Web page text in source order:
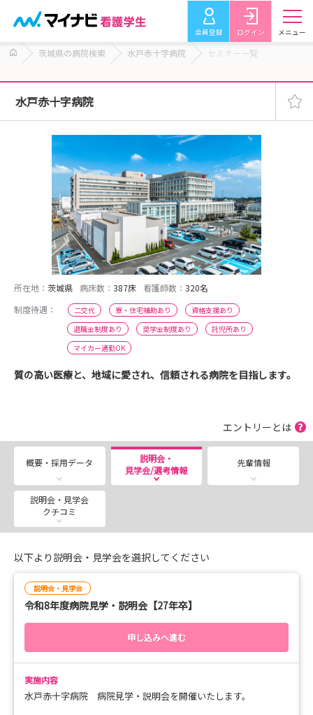
会員登録 ログイン メニュー
茨城県の病院検索 水戸赤十字病院 セミナー一覧
水戸赤十字病院
所在地： 茨城県 病床数： 387床 看護師数： 320名
制度待遇：
二交代 寮・住宅補助あり
資格支援あり
退職金制度あり
奨学金制度あり
託児所あり
マイカー通勤OK
質の高い医療と、地域に愛され、信頼される病院を目指します。
エントリーとは
概要・採用データ
説明会・
見学会/選考情報
先輩情報
説明会・見学会
クチコミ
以下より説明会・見学会を選択してください
説明会・見学会
令和8年度病院見学・説明会【27年卒】
申し込みへ進む
実施内容
水戸赤十字病院 病院見学・説明会を開催いたします。